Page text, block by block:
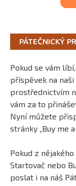
PÁTEČNICKÝ
Pokud se vám
příspěvek na
prostřednictvím
vám za to
Nyní můžete
stránky „Buy me a
Pokud z
Startovač nebo
poslat i na náš